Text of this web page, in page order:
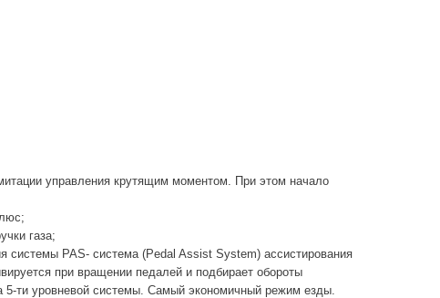
управления крутящим моментом. При этом начало
газа;
PAS- система (Pedal Assist System) ассистирования
при вращении педалей и подбирает обороты
5-ти уровневой системы. Самый экономичный режим езды.